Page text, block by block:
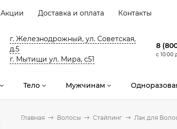
Акции Доставка и оплата Контакты
г. Железнодрожный, ул. Советская,
д.5
г. Мытищи ул. Мира, с51
8
с 10:00
Тело Мужчинам
Главная Волосы Стайлинг Лак для